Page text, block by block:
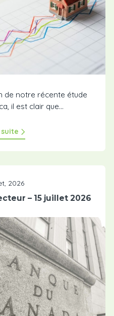
de notre récente étude
il est clair que…
2026
– 15 juillet 2026